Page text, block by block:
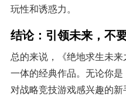
玩性和诱惑力。
结论：引领未来，不
总的来说，《绝地求生未
一体的经典作品。无论你
对战略竞技游戏感兴趣的新